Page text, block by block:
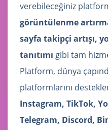
verebileceğiniz
görüntülenme
sayfa takipçi artışı,
tanıtımı gibi tam
Platform, dünya
platformlarını
Instagram, TikTok,
Telegram, Discord,